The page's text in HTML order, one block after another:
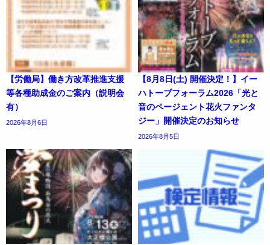
【労働局】働き方改革推進支援
等各種助成金のご案内（説明会
有）
2026年8月6日
【8月8日(土) 開催決定！】イー
ハトーブフォーラム2026「光と
音のページェント花火ファンタ
ジー」開催決定のお知らせ
2026年8月5日